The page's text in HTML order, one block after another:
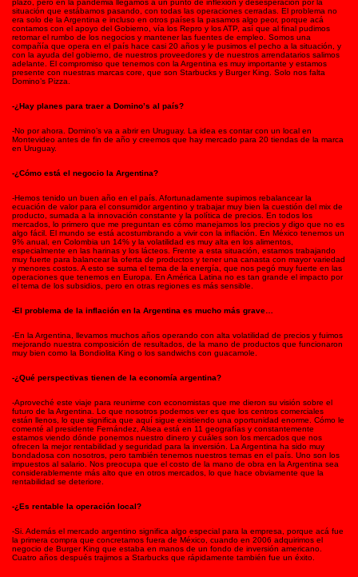
plazo, pero en la pandemia llegamos a un punto de inflexión y desesperación por la
situación que estábamos pasando, con todas las operaciones cerradas. El problema no
era solo de la Argentina e incluso en otros países la pasamos algo peor, porque acá
contamos con el apoyo del Gobierno, vía los Repro y los ATP, así que al final pudimos
retomar el rumbo de los negocios y mantener las fuentes de empleo. Somos una
compañía que opera en el país hace casi 20 años y le pusimos el pecho a la situación, y
con la ayuda del gobierno, de nuestros proveedores y de nuestros arrendatarios salimos
adelante. El compromiso que tenemos con la Argentina es muy importante y estamos
presente con nuestras marcas core, que son Starbucks y Burger King. Solo nos falta
Domino’s Pizza.
-¿Hay planes para traer a Domino’s al país?
-No por ahora. Domino’s va a abrir en Uruguay. La idea es contar con un local en
Montevideo antes de fin de año y creemos que hay mercado para 20 tiendas de la marca
en Uruguay.
-¿Cómo está el negocio la Argentina?
-Hemos tenido un buen año en el país. Afortunadamente supimos rebalancear la
ecuación de valor para el consumidor argentino y trabajar muy bien la cuestión del mix de
producto, sumada a la innovación constante y la política de precios. En todos los
mercados, lo primero que me preguntan es cómo manejamos los precios y digo que no es
algo fácil. El mundo se está acostumbrando a vivir con la inflación. En México tenemos un
9% anual, en Colombia un 14% y la volatilidad es muy alta en los alimentos,
especialmente en las harinas y los lácteos. Frente a esta situación, estamos trabajando
muy fuerte para balancear la oferta de productos y tener una canasta con mayor variedad
y menores costos. A esto se suma el tema de la energía, que nos pegó muy fuerte en las
operaciones que tenemos en Europa. En América Latina no es tan grande el impacto por
el tema de los subsidios, pero en otras regiones es más sensible.
-El problema de la inflación en la Argentina es mucho más grave…
-En la Argentina, llevamos muchos años operando con alta volatilidad de precios y fuimos
mejorando nuestra composición de resultados, de la mano de productos que funcionaron
muy bien como la Bondiolita King o los sandwichs con guacamole.
-¿Qué perspectivas tienen de la economía argentina?
-Aproveché este viaje para reunirme con economistas que me dieron su visión sobre el
futuro de la Argentina. Lo que nosotros podemos ver es que los centros comerciales
están llenos, lo que significa que aquí sigue existiendo una oportunidad enorme. Cómo le
comenté al presidente Fernández, Alsea está en 11 geografías y constantemente
estamos viendo dónde ponemos nuestro dinero y cuáles son los mercados que nos
ofrecen la mejor rentabilidad y seguridad para la inversión. La Argentina ha sido muy
bondadosa con nosotros, pero también tenemos nuestros temas en el país. Uno son los
impuestos al salario. Nos preocupa que el costo de la mano de obra en la Argentina sea
considerablemente más alto que en otros mercados, lo que hace obviamente que la
rentabilidad se deteriore.
-¿Es rentable la operación local?
-Si. Además el mercado argentino significa algo especial para la empresa, porque acá fue
la primera compra que concretamos fuera de México, cuando en 2006 adquirimos el
negocio de Burger King que estaba en manos de un fondo de inversión americano.
Cuatro años después trajimos a Starbucks que rápidamente también fue un éxito.